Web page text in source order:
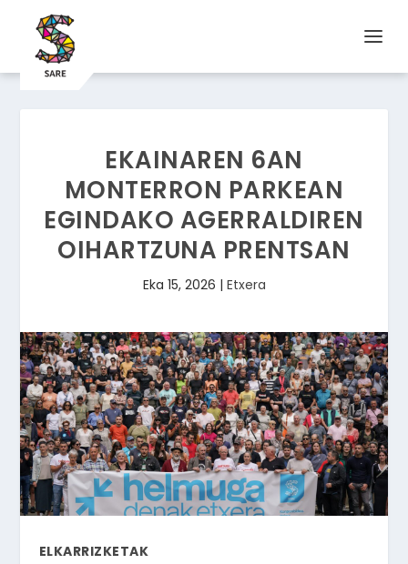
EKAINAREN 6AN
MONTERRON PARKEAN
EGINDAKO AGERRALDIREN
OIHARTZUNA PRENTSAN
Eka 15, 2026 | Etxera
ELKARRIZKETAK